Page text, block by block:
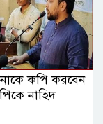
কপি করবেন
নাহিদ